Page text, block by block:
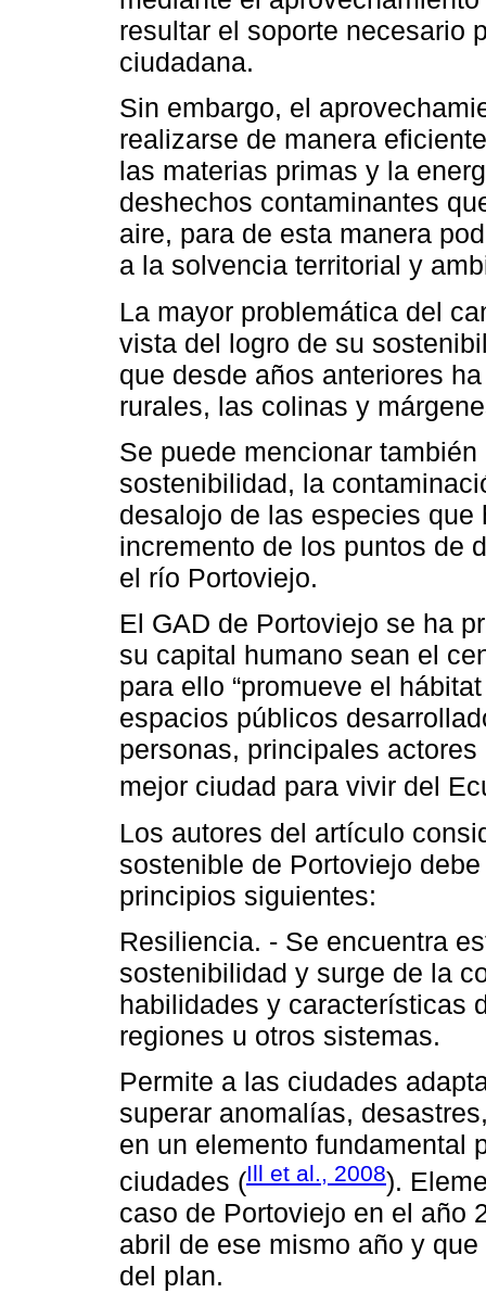
resultar el soporte necesario
ciudadana.
Sin embargo, el
realizarse de manera
las materias primas y la
deshechos contaminantes
aire, para de esta manera
a la solvencia territorial y
La mayor problemática del
vista del logro de su
que desde años anteriores
rurales, las colinas y
Se puede mencionar
sostenibilidad, la
desalojo de las especies
incremento de los puntos de
el río Portoviejo.
El GAD de Portoviejo se ha
su capital humano sean el
para ello “promueve el
espacios públicos
personas, principales
mejor ciudad para vivir del
Los autores del artículo
sostenible de Portoviejo
principios siguientes:
Resiliencia. - Se encuentra
sostenibilidad y surge de la
habilidades y características
regiones u otros sistemas.
Permite a las ciudades
superar anomalías,
en un elemento fundamental
ciudades (Ill et al., 2008).
caso de Portoviejo en el año
abril de ese mismo año y
del plan.